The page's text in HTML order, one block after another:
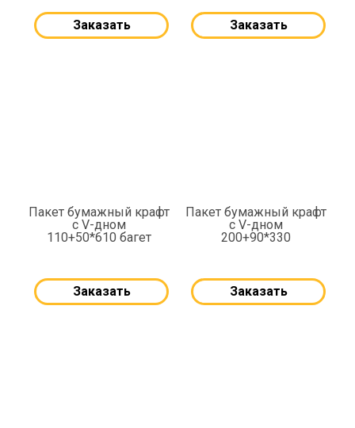
Заказать Заказать
Пакет бумажный крафт
с V-дном
110+50*610 багет
Заказать
Пакет бумажный крафт
с V-дном
200+90*330
Заказать